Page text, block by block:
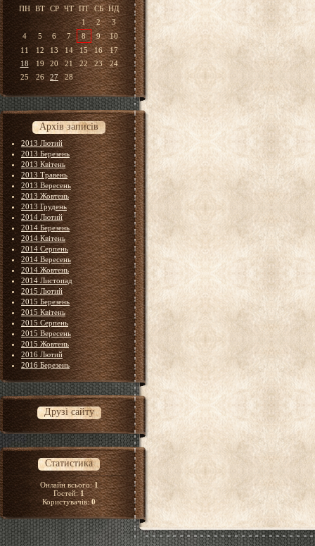
ПН
ВТ СР ЧТ ПТ СБ
НД
1
2
3
4
5 6 7 8 9
10
11
12 13 14 15 16
17
18
19 20 21 22 23
24
25
26 27 28
Архів записів
2013 Лютий
2013 Березень
2013 Квітень
2013 Травень
2013 Вересень
2013 Жовтень
2013 Грудень
2014 Лютий
2014 Березень
2014 Квітень
2014 Серпень
2014 Вересень
2014 Жовтень
2014 Листопад
2015 Лютий
2015 Березень
2015 Квітень
2015 Серпень
2015 Вересень
2015 Жовтень
2016 Лютий
2016 Березень
Друзі сайту
Статистика
Онлайн всього:1
Гостей:1
Користувачів:0